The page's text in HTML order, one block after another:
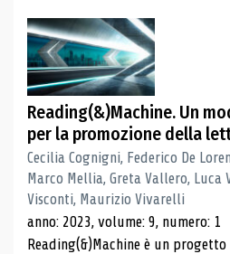
Reading(&)Machine. Un
per la promozione della
Cecilia Cognigni, Federico De
Marco Mellia, Greta Vallero, Luca
Visconti, Maurizio Vivarelli
anno: 2023, volume: 9, numero: 1
Reading(&)Machine è un